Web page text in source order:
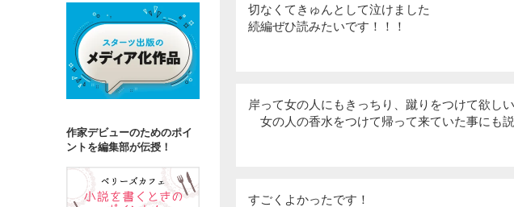
切なくてきゅんとして泣けました
続編ぜひ読みたいです！！！
岸って女の人にもきっちり、蹴りをつけて欲しい
女の人の香水をつけて帰って来ていた事にも説
すごくよかったです！
作家デビューのためのポイ
ントを編集部が伝授！